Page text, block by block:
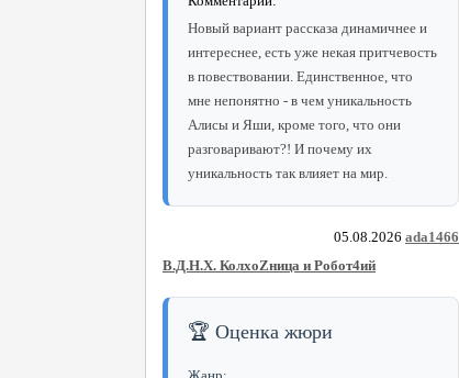
Новый вариант рассказа динамичнее и
интереснее, есть уже некая притчевость
в повествовании. Единственное, что
мне непонятно - в чем уникальность
Алисы и Яши, кроме того, что они
разговаривают?! И почему их
уникальность так влияет на мир.
05.08.2026 ada1466
В.Д.Н.Х. КолхоZница и Робот4ий
🏆 Оценка жюри